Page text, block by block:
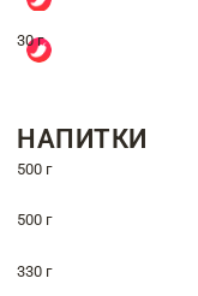
30 г
НАПИТКИ
500 г
500 г
330 г